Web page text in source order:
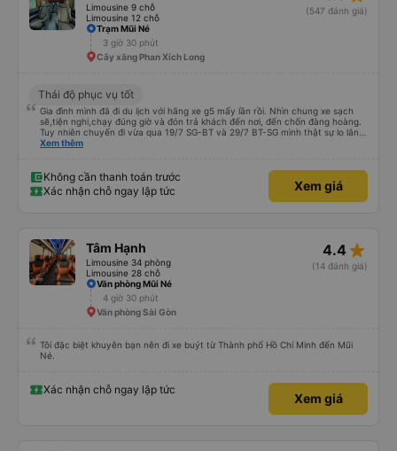
Limousine 9 chỗ
Limousine 12 chỗ
(547 đánh giá)
Trạm Mũi Né
3 giờ 30 phút
Cây xăng Phan Xích Long
Thái độ phục vụ tốt
Gia đình mình đã đi du lịch với hãng xe g5 mấy lần rồi. Nhìn chung xe sạch
sẽ,tiện nghi,chạy đúng giờ và đón trả khách đến nơi, đến chốn đàng hoàng.
Tuy nhiên chuyến đi vừa qua 19/7 SG-BT và 29/7 BT-SG mình thật sự lo lắng,
yếu tim với bác tài . Ko biết may mắn hay xúi quẩy mà chuyến đi khứ hồi đều
người cũng tới nói an toàn. Cảm ơn trời phật
Xem thêm
Không cần thanh toán trước
Xác nhận chỗ ngay lập tức
Xem giá
Tâm Hạnh
Limousine 34 phòng
Limousine 28 chỗ
4.4 star_rate
(14 đánh giá)
Văn phòng Mũi Né
4 giờ 30 phút
Văn phòng Sài Gòn
Tôi đặc biệt khuyên bạn nên đi xe buýt từ Thành phố Hồ Chí Minh đến Mũi
Né.
Xác nhận chỗ ngay lập tức
Xem giá